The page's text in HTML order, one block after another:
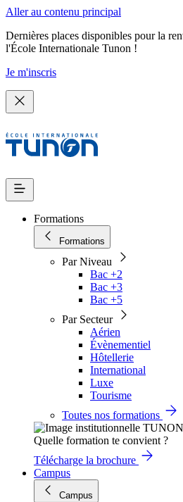
Aller au contenu principal
Dernières places disponibles pour la
l'École Internationale Tunon !
Je m'inscris
Formations
Formations
Par Niveau
Bac +2
Bac +3
Bac +5
Par Secteur
Aérien
Évènementiel
Hôtellerie
International
Luxe
Tourisme
Toutes nos formations
Quelle formation te convient ?
Télécharge la brochure
Campus
Campus